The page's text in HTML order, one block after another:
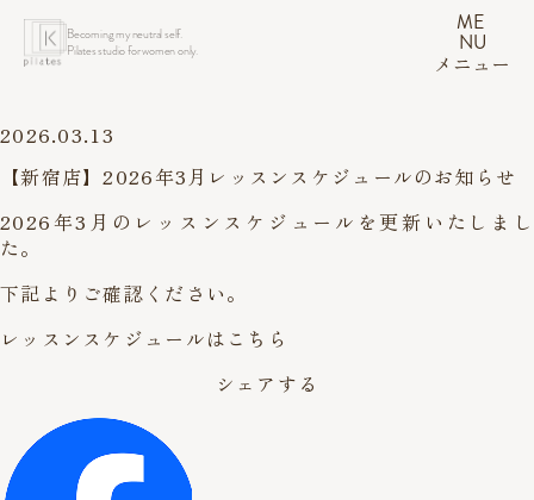
Becoming my neutral self.
Pilates studio for women only.
ME
NU
メニュー
2026.03.13
【新宿店】2026年3月レッスンスケジュールのお知らせ
2026年3月のレッスンスケジュールを更新いたしまし
た。
下記よりご確認ください。
レッスンスケジュールはこちら
シェアする